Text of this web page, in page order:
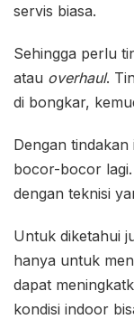
servis biasa.
Sehingga perlu
atau overhaul.
di bongkar,
Dengan
bocor-bocor
dengan teknisi
Untuk diketahui
hanya untuk
dapat
kondisi indoor